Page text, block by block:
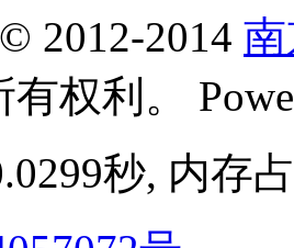
2012-2014
权利。
秒, 内存